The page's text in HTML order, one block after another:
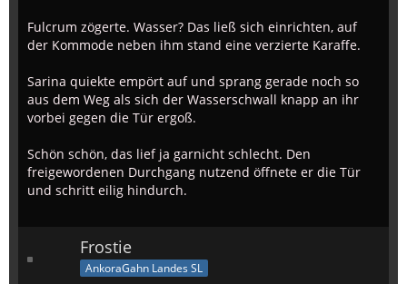
Fulcrum zögerte. Wasser? Das ließ sich einrichten, auf
der Kommode neben ihm stand eine verzierte Karaffe.
Sarina quiekte empört auf und sprang gerade noch so
aus dem Weg als sich der Wasserschwall knapp an ihr
vorbei gegen die Tür ergoß.
Schön schön, das lief ja garnicht schlecht. Den
freigewordenen Durchgang nutzend öffnete er die Tür
und schritt eilig hindurch.
Frostie
AnkoraGahn Landes SL